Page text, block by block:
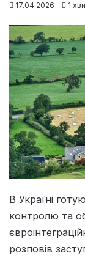
17.04.2026 1
В Україні
контролю та
розповів